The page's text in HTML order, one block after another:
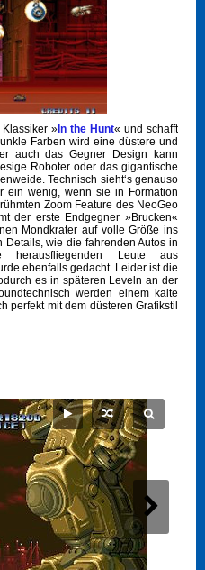
» In the Hunt« und schafft
Farben wird eine düstere und
auch das Gegner Design kann
Roboter oder das gigantische
Technisch sieht‘s genauso
ein wenig, wenn sie in Formation
Zoom Feature des NeoGeo
der erste Endgegner »Brucken«
Mondkrater auf volle Größe ins
Details, wie die fahrenden Autos in
Leute aus
ebenfalls gedacht. Leider ist die
es in späteren Leveln an der
werden einem kalte
perfekt mit dem düsteren Grafikstil